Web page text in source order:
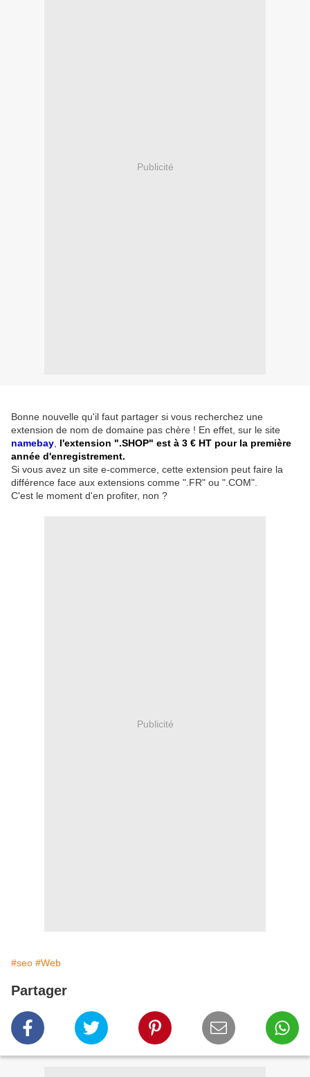
Publicité
Bonne nouvelle qu'il faut partager si vous recherchez une
extension de nom de domaine pas chère ! En effet, sur le site
namebay l'extension ".SHOP" est à 3 € HT pour la première
année d'enregistrement.
Si vous avez un site e-commerce, cette extension peut faire la
différence face aux extensions comme ".FR" ou ".COM".
C'est le moment d'en profiter, non ?
Publicité
#seo #Web
Partager